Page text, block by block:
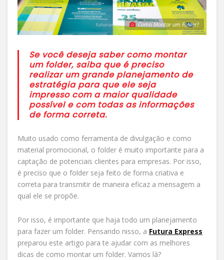
Como Montar um Folder?
Se você deseja saber como montar
um folder, saiba que é preciso
realizar um grande planejamento de
estratégia para que ele seja
impresso com a maior qualidade
possível e com todas as informações
de forma correta.
Muito usado como ferramenta de divulgação e como
material promocional, o folder é muito importante para a
captação de potenciais clientes para empresas. Por isso,
é preciso que o folder seja feito de forma criativa e
correta para transmitir de maneira eficaz a mensagem a
qual ele se propõe.
Por isso, é importante que haja todo um planejamento
para fazer um folder. Pensando nisso, a Futura Express
preparou este artigo para te ajudar com as melhores
dicas de como montar um folder. Vamos lá?